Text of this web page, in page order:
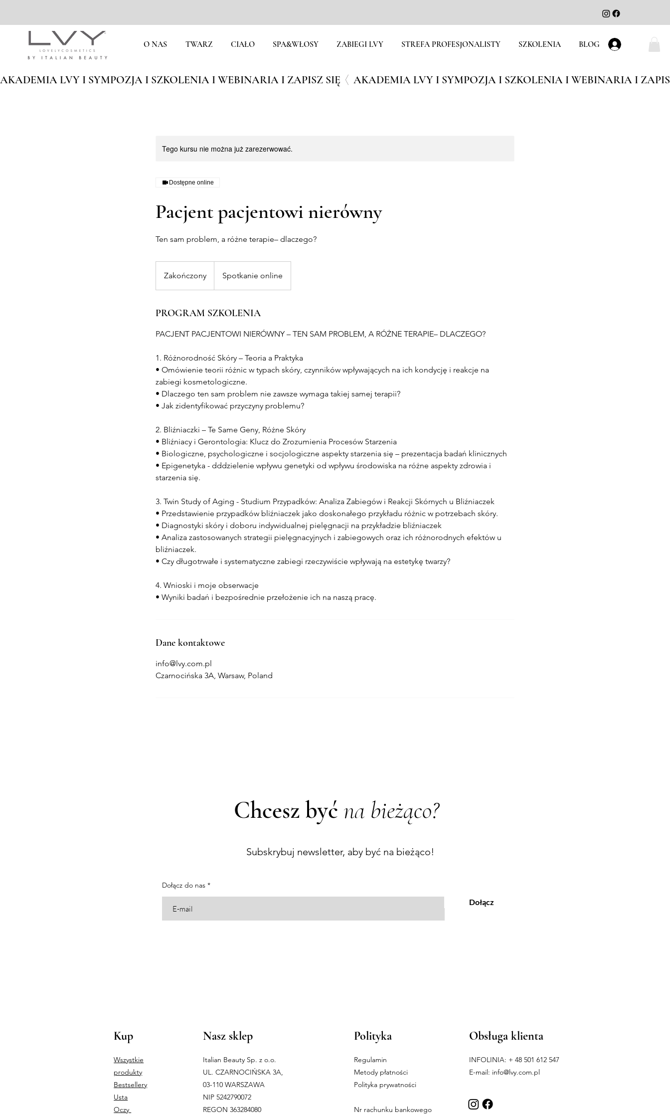
O NAS TWARZ CIAŁO SPA&WŁOSY ZABIEGI LVY STREFA PROFESJONALISTY SZKOLENIA BLOG Zaloguj się
AKADEMIA LVY I SYMPOZJA I SZKOLENIA I WEBINARIA I ZAPISZ SIĘ
Tego kursu nie można już zarezerwować.
Dostępne online
Pacjent pacjentowi nierówny
Ten sam problem, a różne terapie– dlaczego?
Zakończony
a
o
c
o
n
y
Spotkanie online
PROGRAM SZKOLENIA
PACJENT PACJENTOWI NIERÓWNY – TEN SAM PROBLEM, A RÓŻNE TERAPIE– DLACZEGO?
1. Różnorodność Skóry – Teoria a Praktyka
• Omówienie teorii różnic w typach skóry, czynników wpływających na ich kondycję i reakcje na
zabiegi kosmetologiczne.
• Dlaczego ten sam problem nie zawsze wymaga takiej samej terapii?
• Jak zidentyfikować przyczyny problemu?
2. Bliźniaczki – Te Same Geny, Różne Skóry
• Bliźniacy i Gerontologia: Klucz do Zrozumienia Procesów Starzenia
• Biologiczne, psychologiczne i socjologiczne aspekty starzenia się – prezentacja badań klinicznych
• Epigenetyka - dddzielenie wpływu genetyki od wpływu środowiska na różne aspekty zdrowia i
starzenia się.
3. Twin Study of Aging - Studium Przypadków: Analiza Zabiegów i Reakcji Skórnych u Bliźniaczek
• Przedstawienie przypadków bliźniaczek jako doskonałego przykładu różnic w potrzebach skóry.
• Diagnostyki skóry i doboru indywidualnej pielęgnacji na przykładzie bliźniaczek
• Analiza zastosowanych strategii pielęgnacyjnych i zabiegowych oraz ich różnorodnych efektów u
bliźniaczek.
• Czy długotrwałe i systematyczne zabiegi rzeczywiście wpływają na estetykę twarzy?
4. Wnioski i moje obserwacje
Dane kontaktowe
info@lvy.com.pl
Czarnocińska 3A, Warsaw, Poland
Chcesz być na bieżąco?
Subskrybuj newsletter, aby być na bieżąco!
Dołącz do nas
Dołącz
Kup
Wszystkie
produkty
Bestsellery
Usta
Oczy
Nasz sklep
Italian Beauty Sp. z o.o.
UL. CZARNOCIŃSKA 3A,
03-110 WARSZAWA
NIP 5242790072
REGON 363284080
Polityka
Regulamin
Metody płatności
Polityka prywatności
Nr rachunku bankowego
Obsługa klienta
INFOLINIA: + 48 501 612 547
E-mail: info@lvy.com.pl